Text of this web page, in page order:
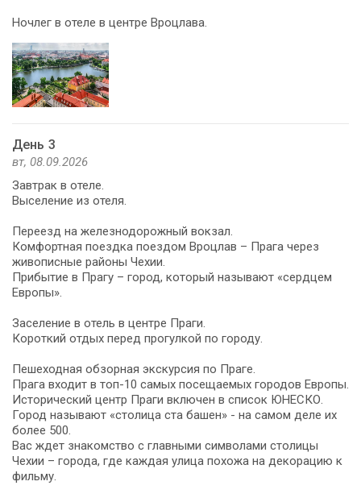
Ночлег в отеле в центре Вроцлава.
День 3
вт, 08.09.2026
Завтрак в отеле.
Выселение из отеля.
Переезд на железнодорожный вокзал.
Комфортная поездка поездом Вроцлав – Прага через
живописные районы Чехии.
Прибытие в Прагу – город, который называют «сердцем
Европы».
Заселение в отель в центре Праги.
Короткий отдых перед прогулкой по городу.
Пешеходная обзорная экскурсия по Праге.
Прага входит в топ-10 самых посещаемых городов Европы.
Исторический центр Праги включен в список ЮНЕСКО.
Город называют «столица ста башен» - на самом деле их
более 500.
Вас ждет знакомство с главными символами столицы
Чехии – города, где каждая улица похожа на декорацию к
фильму.